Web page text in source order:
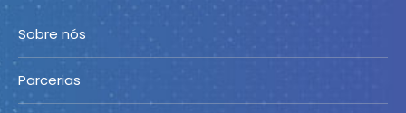
Sobre nós
Parcerias